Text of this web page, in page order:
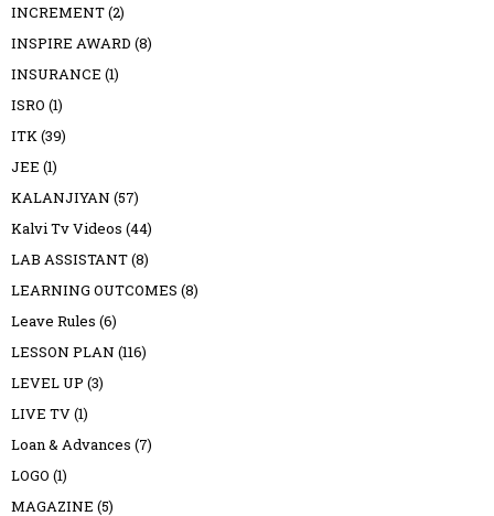
INCREMENT(2)
INSPIRE AWARD (8)
INSURANCE (1)
ISRO (1)
ITK(39)
JEE (1)
KALANJIYAN (57)
Kalvi Tv Videos (44)
LAB ASSISTANT(8)
LEARNING OUTCOMES (8)
Leave Rules (6)
LESSON PLAN (116)
LEVEL UP (3)
LIVE TV(1)
Loan & Advances (7)
LOGO (1)
MAGAZINE (5)